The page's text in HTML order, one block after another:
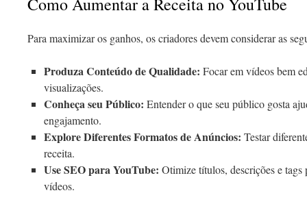
Para maximizar os ganhos, os criadores devem considerar as
Produza Conteúdo de Qualidade: Focar em vídeos bem
visualizações.
Conheça seu Público: Entender o que seu público gosta
engajamento.
Explore Diferentes Formatos de Anúncios: Testar
receita.
Use SEO para YouTube: Otimize títulos, descrições e
vídeos.